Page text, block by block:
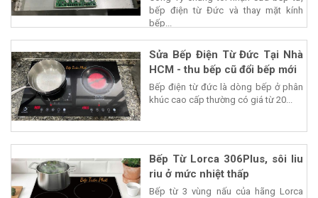
bếp điện từ Đức và thay mặt kính
bếp...
Sửa Bếp Điện Từ Đức Tại Nhà
HCM - thu bếp cũ đổi bếp mới
Bếp điện từ đức là dòng bếp ở phân
khúc cao cấp thường có giá từ 20...
Bếp Từ Lorca 306Plus, sôi liu
riu ở mức nhiệt thấp
Bếp từ 3 vùng nấu của hãng Lorca